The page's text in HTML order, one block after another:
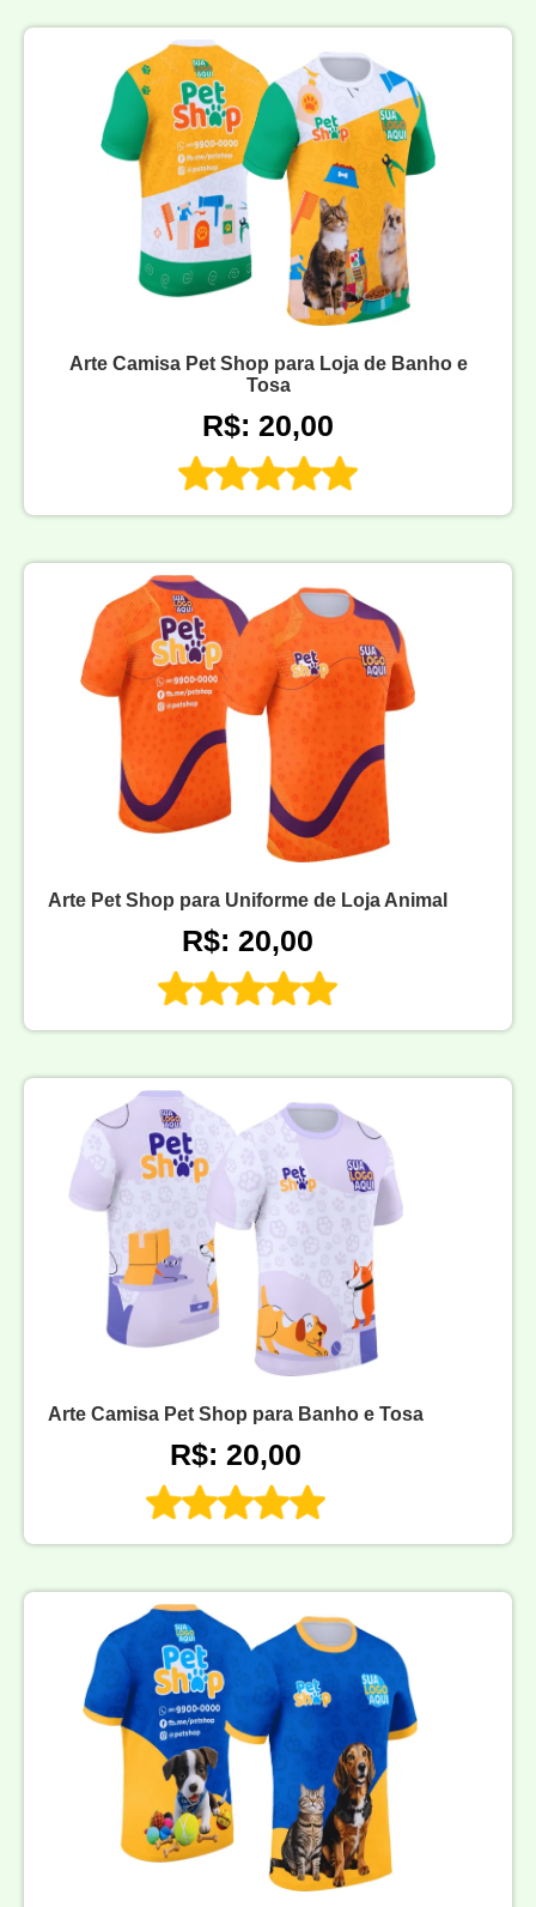
Arte Camisa Pet Shop para Loja de Banho e
Tosa
R$: 20,00
Arte Pet Shop para Uniforme de Loja Animal
R$: 20,00
Arte Camisa Pet Shop para Banho e Tosa
R$: 20,00